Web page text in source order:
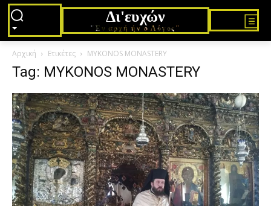
Δι'ευχών
"Εν αρχή ήν ο Λόγος"
Αρχική Ετικέτες MYKONOS MONASTERY
Tag: MYKONOS MONASTERY